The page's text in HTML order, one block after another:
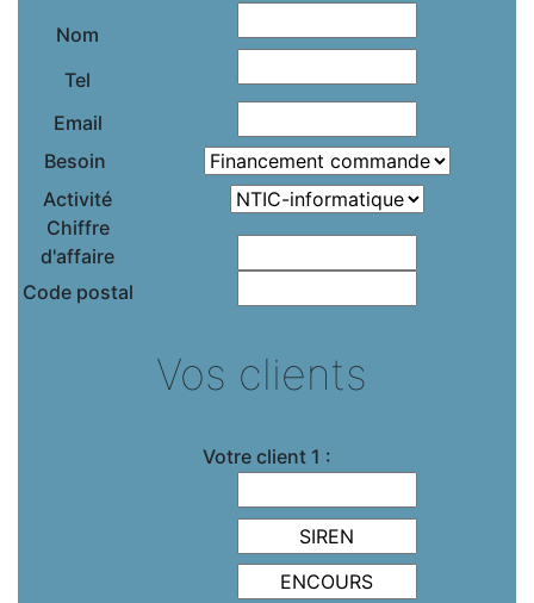
Nom
Tel
Email
Besoin
Activité
Chiffre
d'affaire
Code postal
Vos clients
Votre client 1 :